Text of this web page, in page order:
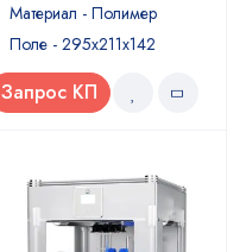
Материал - Полимер
Поле - 295x211x142
Запрос КП